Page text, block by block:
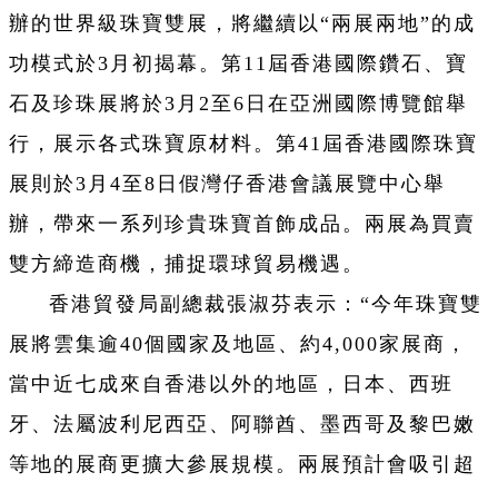
辦的世界級珠寶雙展，將繼續以“兩展兩地”的成
功模式於3月初揭幕。第11屆香港國際鑽石、寶
石及珍珠展將於3月2至6日在亞洲國際博覽館舉
行，展示各式珠寶原材料。第41屆香港國際珠寶
展則於3月4至8日假灣仔香港會議展覽中心舉
辦，帶來一系列珍貴珠寶首飾成品。兩展為買賣
雙方締造商機，捕捉環球貿易機遇。
香港貿發局副總裁張淑芬表示：“今年珠寶雙
展將雲集逾40個國家及地區、約4,000家展商，
當中近七成來自香港以外的地區，日本、西班
牙、法屬波利尼西亞、阿聯酋、墨西哥及黎巴嫩
等地的展商更擴大參展規模。兩展預計會吸引超